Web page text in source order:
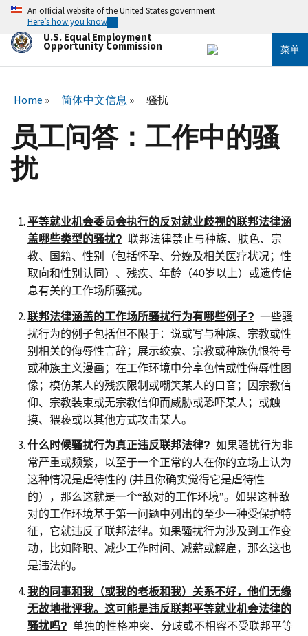
内
An official website of the United States government
Here’s how you know
U.S. Equal Employment
Opportunity Commission 菜单
Home 简体中文信息 骚扰
员工问答：工作中的骚
扰
平等就业机会委员会执行的反对就业歧视的联邦法律涵
盖哪些类型的骚扰? 联邦法律禁止与种族、肤色、宗
教、国籍、性别（包括怀孕、分娩及相关医疗状况；性
取向和性别认同）、残疾、年龄（40岁以上）或遗传信
息有关的工作场所骚扰。
联邦法律涵盖的工作场所骚扰行为有哪些例子? 一些骚
扰行为的例子包括但不限于：说或写与种族、宗教或性
别相关的侮辱性言辞；展示绞索、宗教或种族仇恨符号
或种族主义漫画；在工作环境中分享色情或性侮辱性图
像；模仿某人的残疾限制或嘲笑某人的口音；因宗教信
仰、宗教装束或无宗教信仰而威胁或恐吓某人；或触
摸、猥亵或以其他方式攻击某人。
什么时候骚扰行为真正违反联邦法律? 如果骚扰行为非
常严重或频繁，以至于一个正常的人在你的立场上认为
这种情况是虐待性的 (并且你确实觉得它是虐待性
的），那么这就是一个“敌对的工作环境”。如果这种敌
对的工作环境基于第一问题中列出的至少一种受保护特
征，它就违反了联邦法律。如果骚扰行为涉及到工作变
动，比如降职、减少工作时间、减薪或解雇，那么这也
是违法的。
我的同事和我（或我的老板和我）关系不好，他们无缘
无故地批评我。这可能是违反联邦平等就业机会法律的
骚扰吗? 单独的性格冲突、分歧或不相容不受联邦平等